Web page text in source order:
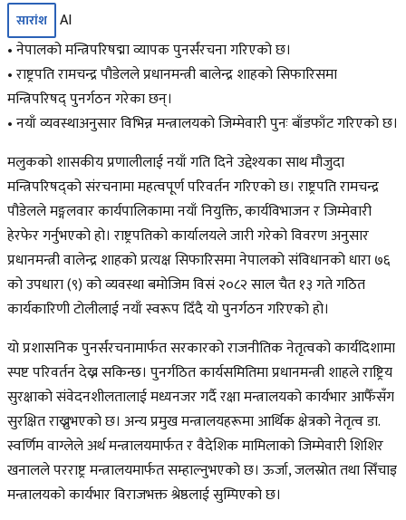
सारांश
AI
• नेपालको मन्त्रिपरिषद्मा व्यापक पुनर्संरचना गरिएको छ।
• राष्ट्रपति रामचन्द्र पौडेलले प्रधानमन्त्री बालेन्द्र शाहको सिफारिसमा
मन्त्रिपरिषद् पुनर्गठन गरेका छन्।
• नयाँ व्यवस्थाअनुसार विभिन्न मन्त्रालयको जिम्मेवारी पुनः बाँडफाँट गरिएको छ।
मलुकको शासकीय प्रणालीलाई नयाँ गति दिने उद्देश्यका साथ मौजुदा
मन्त्रिपरिषद्को संरचनामा महत्वपूर्ण परिवर्तन गरिएको छ। राष्ट्रपति रामचन्द्र
पौडेलले मङ्गलवार कार्यपालिकामा नयाँ नियुक्ति, कार्यविभाजन र जिम्मेवारी
हेरफेर गर्नुभएको हो। राष्ट्रपतिको कार्यालयले जारी गरेको विवरण अनुसार
प्रधानमन्त्री वालेन्द्र शाहको प्रत्यक्ष सिफारिसमा नेपालको संविधानको धारा ७६
को उपधारा (९) को व्यवस्था बमोजिम विसं २०८२ साल चैत १३ गते गठित
कार्यकारिणी टोलीलाई नयाँ स्वरूप दिँदै यो पुनर्गठन गरिएको हो।
यो प्रशासनिक पुनर्संरचनामार्फत सरकारको राजनीतिक नेतृत्वको कार्यदिशामा
स्पष्ट परिवर्तन देख्न सकिन्छ। पुनर्गठित कार्यसमितिमा प्रधानमन्त्री शाहले राष्ट्रिय
सुरक्षाको संवेदनशीलतालाई मध्यनजर गर्दै रक्षा मन्त्रालयको कार्यभार आफैँसँग
सुरक्षित राख्नुभएको छ। अन्य प्रमुख मन्त्रालयहरूमा आर्थिक क्षेत्रको नेतृत्व डा.
स्वर्णिम वाग्लेले अर्थ मन्त्रालयमार्फत र वैदेशिक मामिलाको जिम्मेवारी शिशिर
खनालले परराष्ट्र मन्त्रालयमार्फत सम्हाल्नुभएको छ। ऊर्जा, जलस्रोत तथा सिँचाइ
मन्त्रालयको कार्यभार विराजभक्त श्रेष्ठलाई सुम्पिएको छ।